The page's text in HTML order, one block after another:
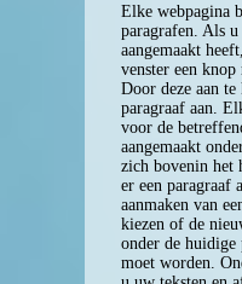
Elke webpagina
paragrafen. Als
aangemaakt
venster een
Door deze aan
paragraaf aan.
voor de
aangemaakt
zich bovenin het
er een paragraaf
aanmaken van
kiezen of de
onder de huidige
moet worden.